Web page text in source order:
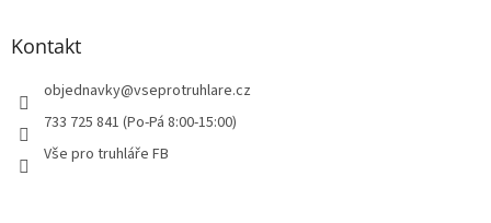
Kontakt
objednavky@vseprotruhlare.cz
733 725 841 (Po-Pá 8:00-15:00)
Vše pro truhláře FB